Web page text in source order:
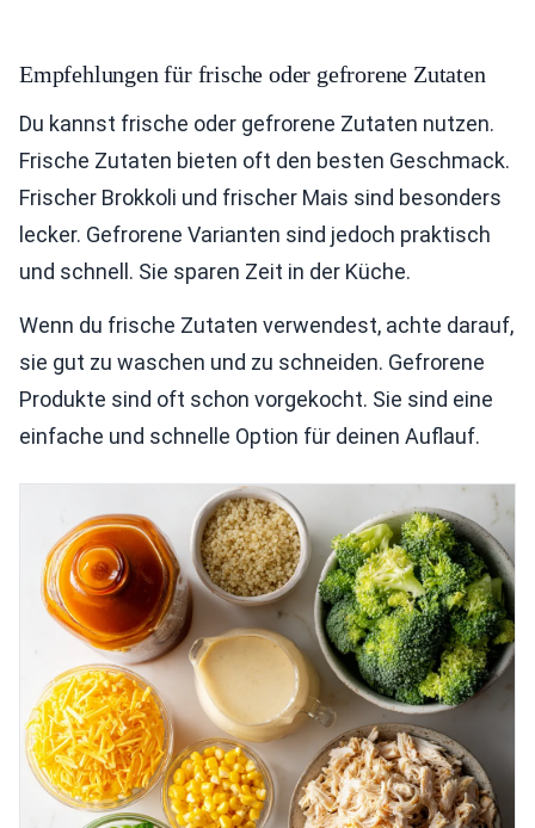
Empfehlungen für frische oder gefrorene Zutaten
Du kannst frische oder gefrorene Zutaten nutzen.
Frische Zutaten bieten oft den besten Geschmack.
Frischer Brokkoli und frischer Mais sind besonders
lecker. Gefrorene Varianten sind jedoch praktisch
und schnell. Sie sparen Zeit in der Küche.
Wenn du frische Zutaten verwendest, achte darauf,
sie gut zu waschen und zu schneiden. Gefrorene
Produkte sind oft schon vorgekocht. Sie sind eine
einfache und schnelle Option für deinen Auflauf.